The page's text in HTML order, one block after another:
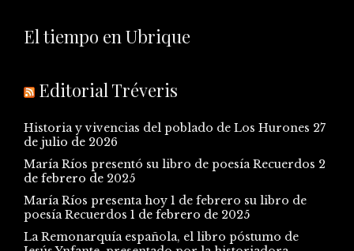
El tiempo en Ubrique
Editorial Tréveris
Historia y vivencias del poblado de Los Hurones 27
de julio de 2026
María Ríos presentó su libro de poesía Recuerdos 2
de febrero de 2025
María Ríos presenta hoy 1 de febrero su libro de
poesía Recuerdos 1 de febrero de 2025
La Remonarquía española, el libro póstumo de